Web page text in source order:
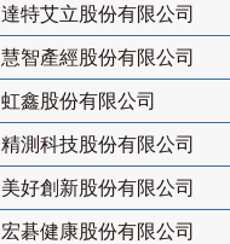
達特艾立股份有限公司
慧智產經股份有限公司
虹鑫股份有限公司
精測科技股份有限公司
美好創新股份有限公司
宏碁健康股份有限公司